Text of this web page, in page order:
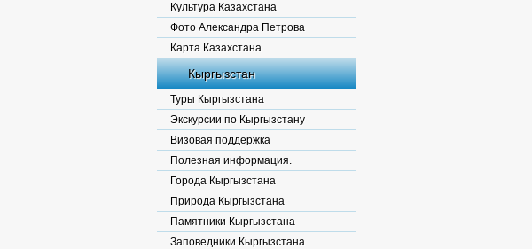
Культура Казахстана
Фото Александра Петрова
Карта Казахстана
Кыргызстан
Туры Кыргызстана
Экскурсии по Кыргызстану
Визовая поддержка
Полезная информация.
Города Кыргызстана
Природа Кыргызстана
Памятники Кыргызстана
Заповедники Кыргызстана